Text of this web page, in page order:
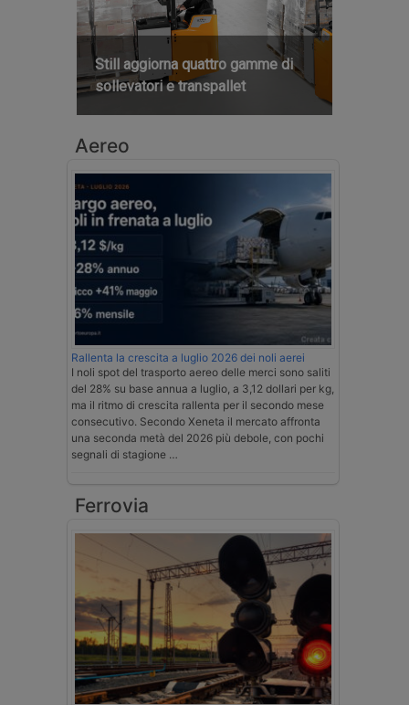
Still aggiorna quattro gamme di
sollevatori e transpallet
Aereo
Rallenta la crescita a luglio 2026 dei noli aerei
I noli spot del trasporto aereo delle merci sono saliti
del 28% su base annua a luglio, a 3,12 dollari per kg,
ma il ritmo di crescita rallenta per il secondo mese
consecutivo. Secondo Xeneta il mercato affronta
una seconda metà del 2026 più debole, con pochi
segnali di stagione …
Ferrovia